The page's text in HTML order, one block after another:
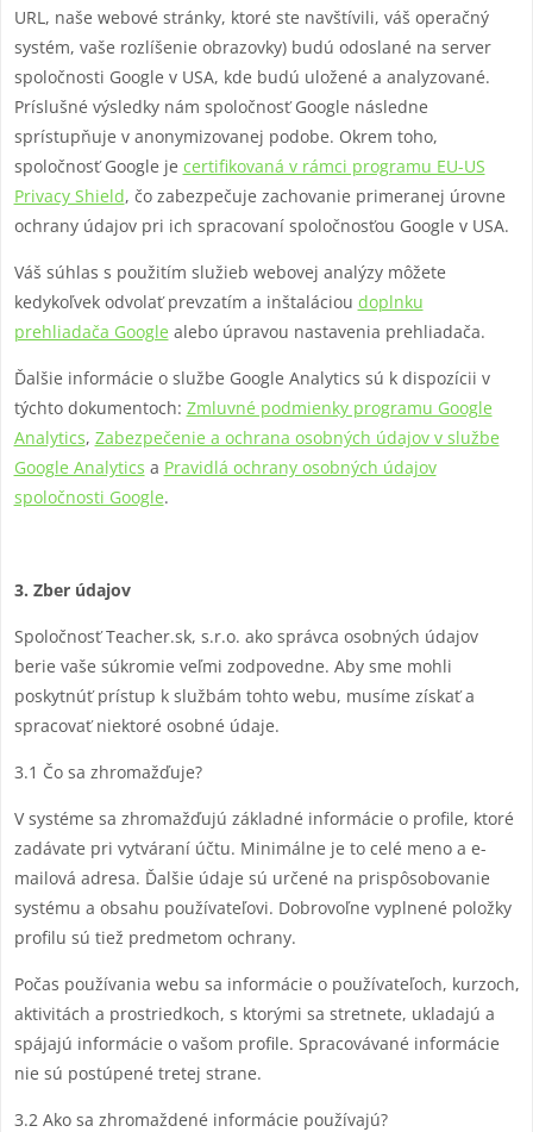
URL, naše webové stránky, ktoré ste navštívili, váš operačný
systém, vaše rozlíšenie obrazovky) budú odoslané na server
spoločnosti Google v USA, kde budú uložené a analyzované.
Príslušné výsledky nám spoločnosť Google následne
sprístupňuje v anonymizovanej podobe. Okrem toho,
spoločnosť Google je certifikovaná v rámci programu EU-US
Privacy Shield, čo zabezpečuje zachovanie primeranej úrovne
ochrany údajov pri ich spracovaní spoločnosťou Google v USA.
Váš súhlas s použitím služieb webovej analýzy môžete
kedykoľvek odvolať prevzatím a inštaláciou doplnku
prehliadača Google alebo úpravou nastavenia prehliadača.
Ďalšie informácie o službe Google Analytics sú k dispozícii v
týchto dokumentoch: Zmluvné podmienky programu Google
Analytics, Zabezpečenie a ochrana osobných údajov v službe
Google Analytics a Pravidlá ochrany osobných údajov
spoločnosti Google.
3. Zber údajov
Spoločnosť Teacher.sk, s.r.o. ako správca osobných údajov
berie vaše súkromie veľmi zodpovedne. Aby sme mohli
poskytnúť prístup k službám tohto webu, musíme získať a
spracovať niektoré osobné údaje.
3.1 Čo sa zhromažďuje?
V systéme sa zhromažďujú základné informácie o profile, ktoré
zadávate pri vytváraní účtu. Minimálne je to celé meno a e-
mailová adresa. Ďalšie údaje sú určené na prispôsobovanie
systému a obsahu používateľovi. Dobrovoľne vyplnené položky
profilu sú tiež predmetom ochrany.
Počas používania webu sa informácie o používateľoch, kurzoch,
aktivitách a prostriedkoch, s ktorými sa stretnete, ukladajú a
spájajú informácie o vašom profile. Spracovávané informácie
nie sú postúpené tretej strane.
3.2 Ako sa zhromaždené informácie používajú?